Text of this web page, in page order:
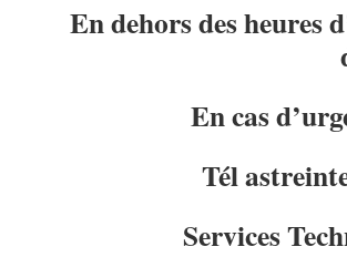
En dehors des heures
En cas
Tél
Services